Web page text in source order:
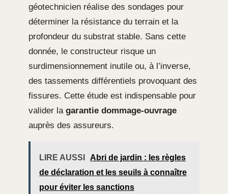
géotechnicien réalise des sondages pour
déterminer la résistance du terrain et la
profondeur du substrat stable. Sans cette
donnée, le constructeur risque un
surdimensionnement inutile ou, à l’inverse,
des tassements différentiels provoquant des
fissures. Cette étude est indispensable pour
valider la garantie dommage-ouvrage
auprès des assureurs.
LIRE AUSSI
Abri de jardin : les règles
de déclaration et les seuils à connaître
pour éviter les sanctions